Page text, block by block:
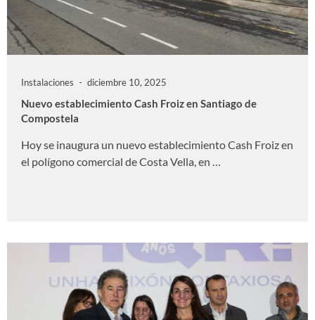
Instalaciones diciembre 10, 2025
Nuevo establecimiento Cash Froiz en Santiago de
Compostela
Hoy se inaugura un nuevo establecimiento Cash Froiz en
el polígono comercial de Costa Vella, en …